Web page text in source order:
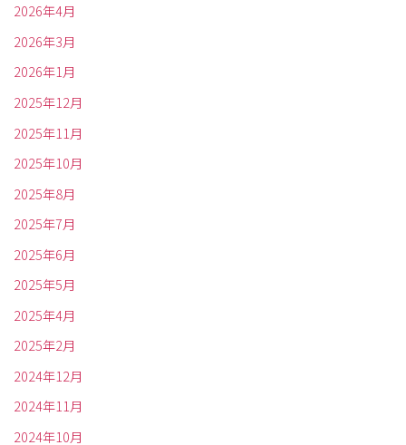
2026年4月
2026年3月
2026年1月
2025年12月
2025年11月
2025年10月
2025年8月
2025年7月
2025年6月
2025年5月
2025年4月
2025年2月
2024年12月
2024年11月
2024年10月